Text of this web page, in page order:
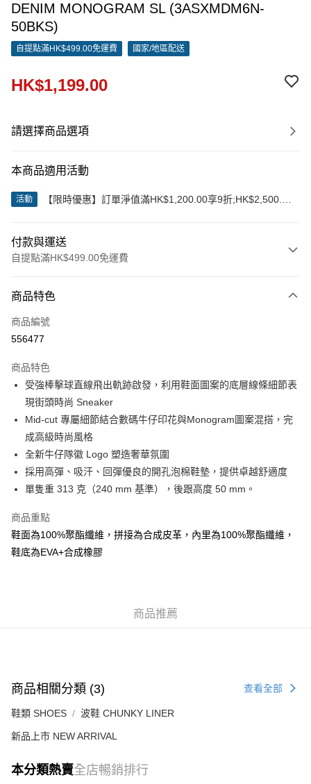
DENIM MONOGRAM SL (3ASXMDM6N-
50BKS)
自提點滿HK$499.00免運費 國家/地區配送
HK$1,199.00
請選擇商品選項
本商品適用活動
活動
【限時優惠】訂單淨值滿HK$1,200.00享9折;HK$2,500.00
付款與運送
自提點滿HK$499.00免運費
信用卡
Apple Pay
AlipayHK
WeChat Pay
送貨方式
每筆HK$50.00，滿HK$499.00或以上免運費
送貨上門免運優惠
商品特色
商品編號
556477
商品特色
受強棒擊球直線飛出軌跡啟發，利用鞋面圖案的底層線條細節表
現街頭時尚 Sneaker
Mid-cut 專屬細節結合數碼牛仔印花與Monogram圖案混搭，完
成高級時尚風格
全新牛仔隊徽 Logo 塑造奢華氛圍
採用高彈、吸汗、回彈優良的開孔泡棉鞋墊，提供卓越舒適度
單隻重 313 克（240 mm 基準），後跟高度 50 mm。
商品重點
鞋面為100%聚酯纖維，拼接為合成皮革，內里為100%聚酯纖維，
鞋底為EVA+合成橡膠
商品推薦
商品相關分類 (3) 查看全部
鞋類 SHOES 波鞋 CHUNKY LINER
新品上市 NEW ARRIVAL
本分類熱賣全店暢銷排行